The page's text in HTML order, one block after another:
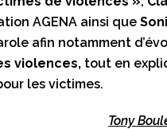
AGENA ainsi que
afin notamment
violences, tout en
les victimes.
Tony